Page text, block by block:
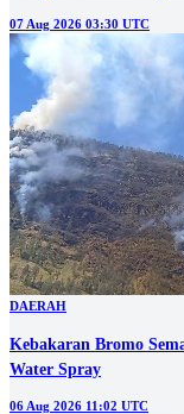
07 Aug 2026 03:30 UTC
DAERAH
Kebakaran Bromo
Water Spray
06 Aug 2026 11:02 UTC